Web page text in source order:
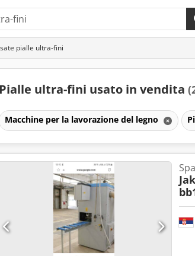
pialle ultra-fini
Pialle ultra-fini usato in vendita
Macchine per la lavorazione del legno